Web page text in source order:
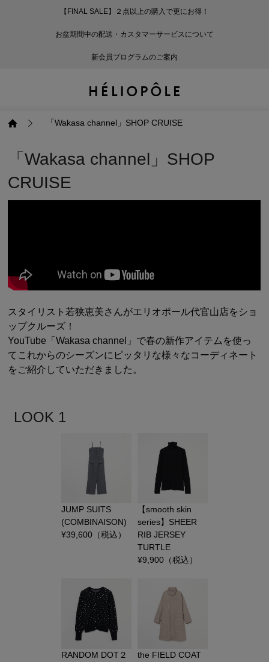
【FINAL SALE】２点以上の購入で更にお得！
お盆期間中の配送・カスタマーサービスについて
新会員プログラムのご案内
ジャケット・アウター
トップス
パンツ
スカート
シューズ
アクセサリー
ファッション雑貨
戻る
コート（29）
ジャケット（34）
ブルゾン（25）
戻る
Tシャツ・カットソ
シャツ・ブラウス（
ニット（166）
パンツ
戻る
パンツ（169）
スカート
戻る
スカート（90）
ワンピース
戻る
ワンピース（66）
戻る
サンダル（31）
パンプス（4）
ブーツ（6）
戻る
トートバッグ（22）
ショルダーバッグ（
かごバッグ（1）
ファッション雑貨
戻る
傘（10）
帽子（19）
ヘアアクセサリー（
（41）
その他（2）
アクセサリー
戻る
ネックレス（9）
ピアス・イヤリング
その他アクセサリー
ジャケット・アウター
トップス
パンツ
スカート
シューズ
アクセサリー
ファッション雑貨
ジャケット・アウター
戻る
コート
ジャケット
ブルゾン
トップス
戻る
Tシャツ・カットソー
シャツ・ブラウス
ニット
パンツ
スカート
戻る
サンダル
パンプス
ブーツ
バッグ
戻る
トートバッグ
ショルダーバッグ
かごバッグ
ファッション雑貨
戻る
傘
帽子
ヘアアクセサリー
その他
アクセサリー
戻る
ネックレス
ピアス・イヤリング
その他アクセサリー
「Wakasa channel」SHOP CRUISE
「Wakasa channel」SHOP
CRUISE
スタイリスト若狭恵美さんがエリオポール代官山店をショ
ップクルーズ！
YouTube「Wakasa channel」で春の新作アイテムを使っ
てこれからのシーズンにピッタリな様々なコーディネート
をご紹介していただきました。
LOOK 1
JUMP SUITS
(COMBINAISON)
¥39,600（税込）
【smooth skin
series】SHEER
RIB JERSEY
TURTLE
¥9,900（税込）
RANDOM DOT２
the FIELD COAT